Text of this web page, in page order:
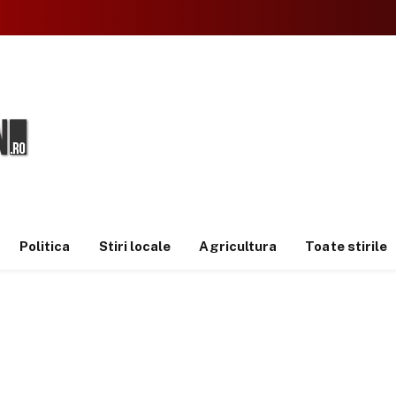
Politica Stiri locale Agricultura Toate stirile